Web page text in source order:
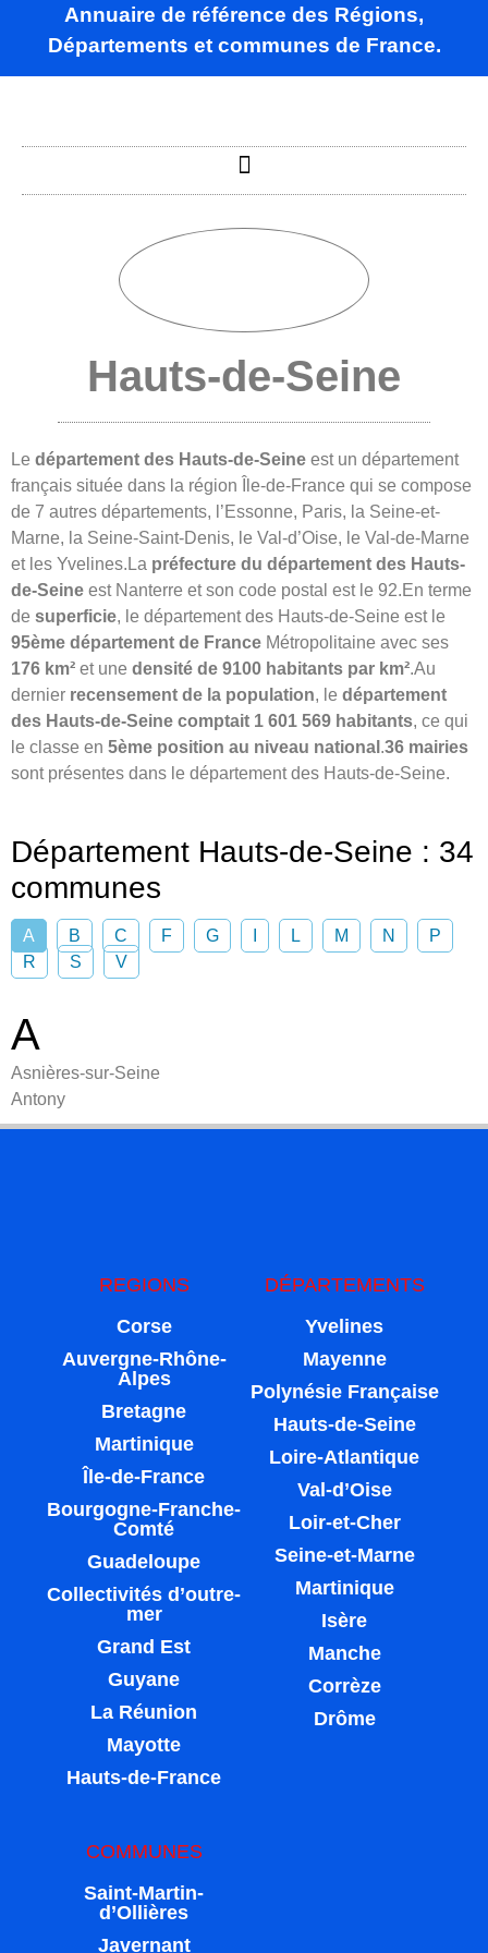
Annuaire de référence des Régions,
Départements et communes de France.
Hauts-de-Seine
Le département des Hauts-de-Seine est un département
français située dans la région Île-de-France qui se compose
de 7 autres départements, l’Essonne, Paris, la Seine-et-
Marne, la Seine-Saint-Denis, le Val-d’Oise, le Val-de-Marne
et les Yvelines.La préfecture du département des Hauts-
de-Seine est Nanterre et son code postal est le 92.En terme
de superficie, le département des Hauts-de-Seine est le
95ème département de France Métropolitaine avec ses
176 km² et une densité de 9100 habitants par km².Au
dernier recensement de la population, le département
des Hauts-de-Seine comptait 1 601 569 habitants, ce qui
le classe en 5ème position au niveau national .36 mairies
sont présentes dans le département des Hauts-de-Seine.
Département Hauts-de-Seine : 34
communes
A B C F G L M N
P
R
S V
A
Asnières-sur-Seine
Antony
REGIONS
Corse
Auvergne-Rhône-
Alpes
Bretagne
Martinique
Île-de-France
Bourgogne-Franche-
Comté
Guadeloupe
Collectivités d’outre-
mer
Grand Est
Guyane
La Réunion
Mayotte
Hauts-de-France
DÉPARTEMENTS
Yvelines
Mayenne
Polynésie Française
Hauts-de-Seine
Loire-Atlantique
Val-d’Oise
Loir-et-Cher
Seine-et-Marne
Martinique
Isère
Manche
Corrèze
Drôme
COMMUNES
Saint-Martin-
d’Ollières
Javernant